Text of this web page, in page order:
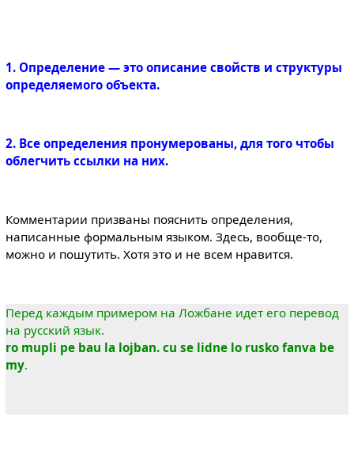
1. Определение — это описание свойств и структуры
определяемого объекта.
2. Все определения пронумерованы, для того чтобы
облегчить ссылки на них.
Комментарии призваны пояснить определения,
написанные формальным языком. Здесь, вообще-то,
можно и пошутить. Хотя это и не всем нравится.
Перед каждым примером на Ложбане идет его перевод
на русский язык.
ro mupli pe bau la lojban. cu se lidne lo rusko fanva be
my.